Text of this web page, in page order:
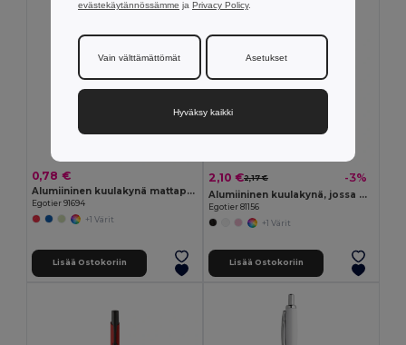
0,78 €
Alumiininen kuulakynä mattapintainen
Egotier 91694
+1 Värit
Lisää Ostokoriin
2,10 €2,17 € -3%
Alumiininen kuulakynä, jossa on kiertomekanismi ja kosketuskärki
Egotier 81156
+1 Värit
Lisää Ostokoriin
evästekäytännössämme ja Privacy Policy.
Vain välttämättömät Asetukset
Hyväksy kaikki